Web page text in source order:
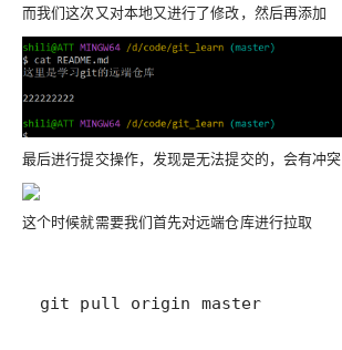
而我们这次又对本地又进行了修改，然后再添加
最后进行提交操作，发现是无法提交的，会有冲突
这个时候就需要我们首先对远端仓库进行拉取
git pull origin master